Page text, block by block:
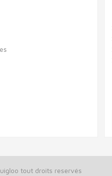
tout droits reservés